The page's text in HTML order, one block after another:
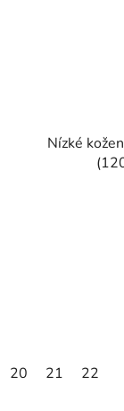
Nízké
20 21 22